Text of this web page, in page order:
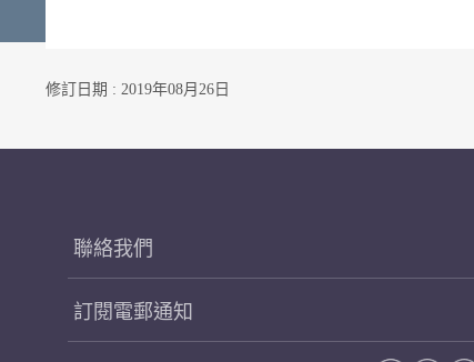
修訂日期 : 2019年08月26日
聯絡我們
訂閱電郵通知